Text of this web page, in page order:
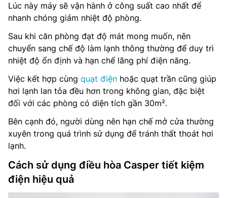
Lúc này máy sẽ vận hành ở công suất cao nhất để
nhanh chóng giảm nhiệt độ phòng.
Sau khi căn phòng đạt độ mát mong muốn, nên
chuyển sang chế độ làm lạnh thông thường để duy trì
nhiệt độ ổn định và hạn chế lãng phí điện năng.
Việc kết hợp cùng quạt điện hoặc quạt trần cũng giúp
hơi lạnh lan tỏa đều hơn trong không gian, đặc biệt
đối với các phòng có diện tích gần 30m².
Bên cạnh đó, người dùng nên hạn chế mở cửa thường
xuyên trong quá trình sử dụng để tránh thất thoát hơi
lạnh.
Cách sử dụng điều hòa Casper tiết kiệm
điện hiệu quả